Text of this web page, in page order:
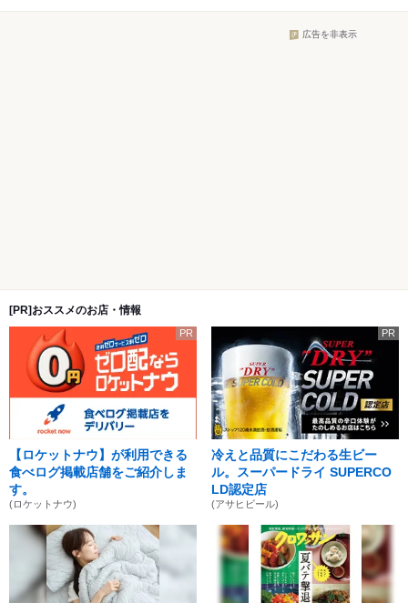
広告を非表示
[PR]おススメのお店・情報
PR
【ロケットナウ】が利用できる
食べログ掲載店舗をご紹介しま
す。
(ロケットナウ)
PR
冷えと品質にこだわる生ビー
ル。スーパードライ SUPERCO
LD認定店
(アサヒビール)